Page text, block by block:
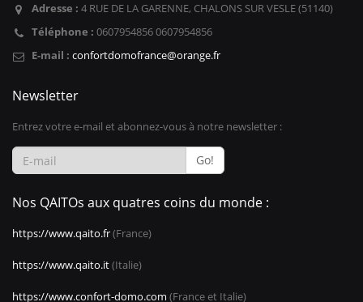
Adresse : 4 RUE DE LA GARENNE, CHALONS SUR VESLE (51140)
Téléphone : 0607954856 0607954856
E-mail : confortdomofrance@orange.fr
Newsletter
Entrez votre e-mail et abonnez-vous à notre newsletter :
Go!
Nos QAITOs aux quatres coins du monde :
https://www.qaito.fr(France)
https://www.qaito.it(Italie)
https://www.confort-domo.com (France et Italie)